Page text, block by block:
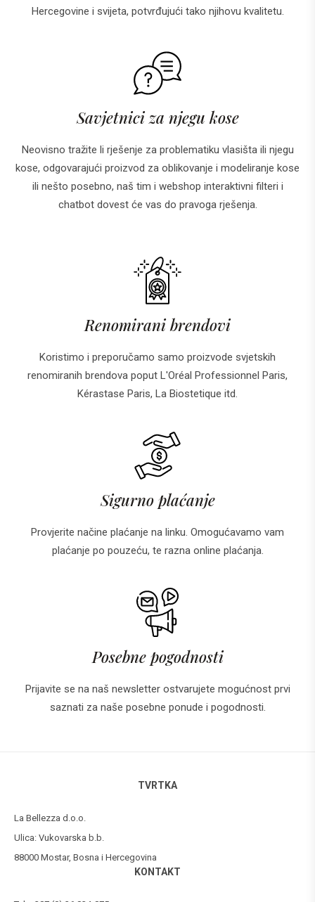
Hercegovine i svijeta, potvrđujući tako njihovu kvalitetu.
Savjetnici za njegu kose
Neovisno tražite li rješenje za problematiku vlasišta ili njegu
kose, odgovarajući proizvod za oblikovanje i modeliranje kose
ili nešto posebno, naš tim i webshop interaktivni filteri i
chatbot dovest će vas do pravoga rješenja.
Renomirani brendovi
Koristimo i preporučamo samo proizvode svjetskih
renomiranih brendova poput L'Oréal Professionnel Paris,
Kérastase Paris, La Biostetique itd.
Sigurno plaćanje
Provjerite načine plaćanje na linku. Omogućavamo vam
plaćanje po pouzeću, te razna online plaćanja.
Posebne pogodnosti
Prijavite se na naš newsletter ostvarujete mogućnost prvi
saznati za naše posebne ponude i pogodnosti.
TVRTKA
La Bellezza d.o.o.
Ulica: Vukovarska b.b.
88000 Mostar, Bosna i Hercegovina
KONTAKT